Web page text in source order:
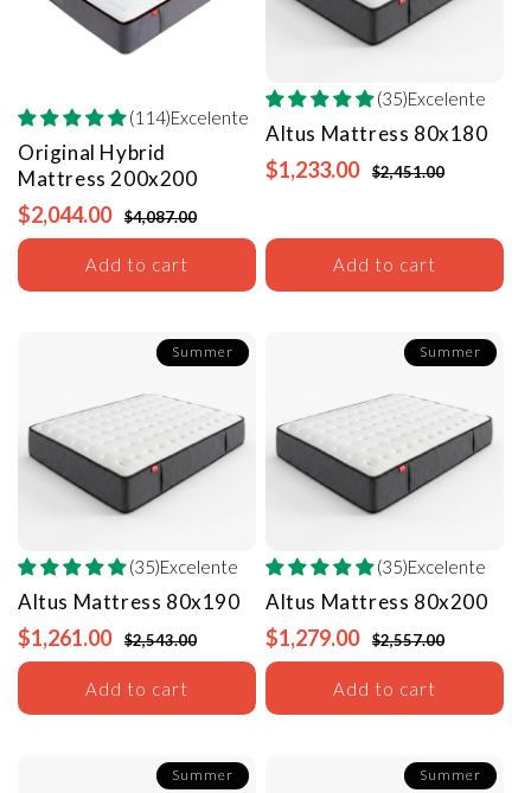
(114)Excelente
Original Hybrid
Mattress 200x200
$2,044.00 $4,087.00
Add to cart
(35)Excelente
Altus Mattress 80x180
$1,233.00 $2,451.00
Add to cart
Summer
(35)Excelente
Altus Mattress 80x190
$1,261.00 $2,543.00
Add to cart
Summer
(35)Excelente
Altus Mattress 80x200
$1,279.00 $2,557.00
Add to cart
Summer Summer